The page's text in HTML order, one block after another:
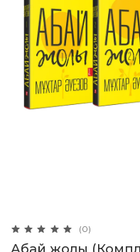
(0)
Абай жолы